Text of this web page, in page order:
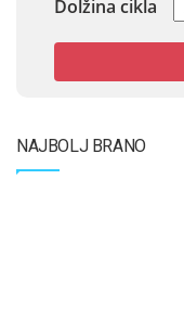
Dolžina cikla
NAJBOLJ BRANO